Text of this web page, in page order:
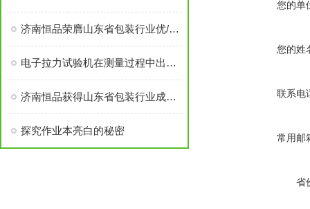
您的单
您的姓
联系电
常用邮
省
济南恒品荣膺山东省包装行业优/秀成长性企业称号
电子拉力试验机在测量过程中出现正负差该如何解决呢？
济南恒品获得山东省包装行业成长性企业
探究作业本亮白的秘密